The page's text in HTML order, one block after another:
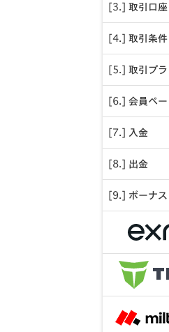
[3.] 取引口座
[4.] 取引条件
[5.] 取引プラ
[6.] 会員ペー
[7.] 入金
[8.] 出金
[9.] ボーナス